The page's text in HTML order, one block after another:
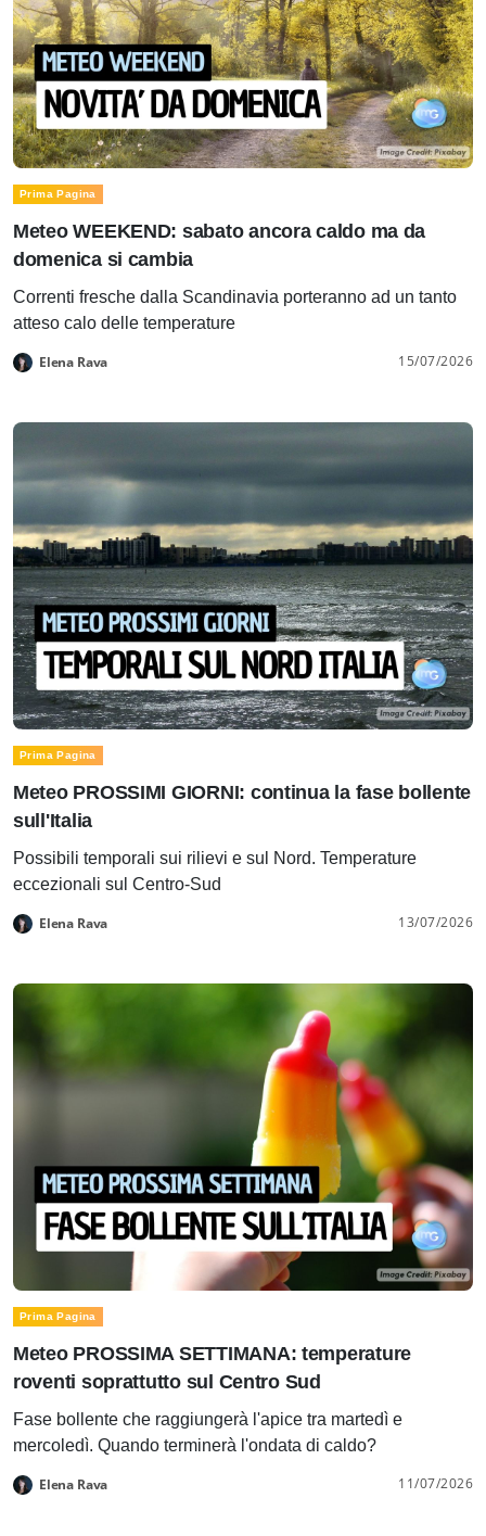
Prima Pagina
Meteo WEEKEND: sabato ancora caldo ma da
domenica si cambia
Correnti fresche dalla Scandinavia porteranno ad un tanto
atteso calo delle temperature
Elena Rava 15/07/2026
Prima Pagina
Meteo PROSSIMI GIORNI: continua la fase bollente
sull'Italia
Possibili temporali sui rilievi e sul Nord. Temperature
eccezionali sul Centro-Sud
Elena Rava 13/07/2026
Prima Pagina
Meteo PROSSIMA SETTIMANA: temperature
roventi soprattutto sul Centro Sud
Fase bollente che raggiungerà l'apice tra martedì e
mercoledì. Quando terminerà l'ondata di caldo?
Elena Rava 11/07/2026